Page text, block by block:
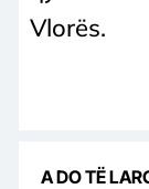
Vlorës.
A DO TË